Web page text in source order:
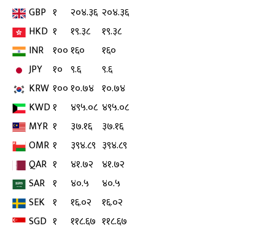
GBP १ २०४.३६ २०४.३६
HKD १ १९.३८
१९.३८
INR १००१६०
१६०
JPY
१० ९.६
९.६
KRW १००१०.७४ १०.७४
KWD१ ४९५.०८ ४९५.०८
MYR १ ३७.१६
३७.१६
OMR १ ३९४.८९ ३९४.८९
QAR १ ४१.७२ ४१.७२
SAR १ ४०.५
४०.५
SEK १ १६.०२
१६.०२
SGD १ ११८.६७ ११८.६७